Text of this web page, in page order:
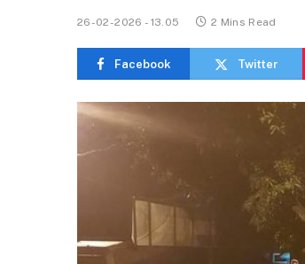
26-02-2026 - 13.05 2 Mins Read
Facebook Twitter